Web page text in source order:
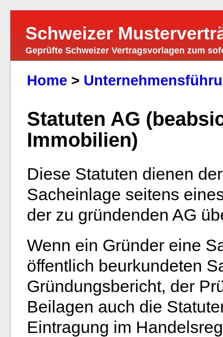
Schweizer
Geprüfte Schweizer Vertragsvorlagen zum
Home >
Statuten AG
Immobilien)
Diese Statuten dienen
Sacheinlage seitens
der zu gründenden AG
Wenn ein Gründer eine
öffentlich beurkundeten
Gründungsbericht, der
Beilagen auch die
Eintragung im